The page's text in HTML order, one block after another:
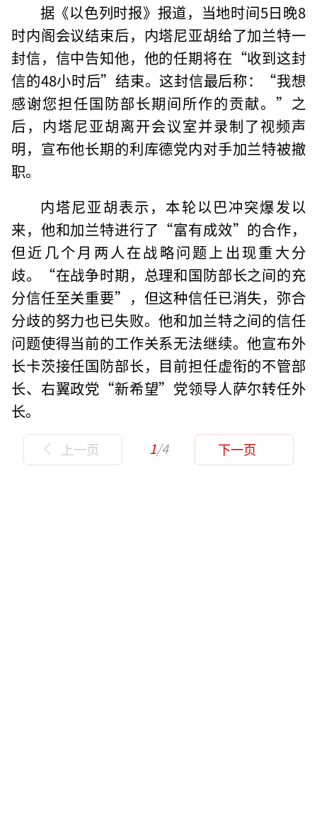
据《以色列时报》报道，当地时间5日晚8
时内阁会议结束后，内塔尼亚胡给了加兰特一
封信，信中告知他，他的任期将在“收到这封
信的48小时后”结束。这封信最后称：“我想
感谢您担任国防部长期间所作的贡献。”之
后，内塔尼亚胡离开会议室并录制了视频声
明，宣布他长期的利库德党内对手加兰特被撤
职。
内塔尼亚胡表示，本轮以巴冲突爆发以
来，他和加兰特进行了“富有成效”的合作，
但近几个月两人在战略问题上出现重大分
歧。“在战争时期，总理和国防部长之间的充
分信任至关重要”，但这种信任已消失，弥合
分歧的努力也已失败。他和加兰特之间的信任
问题使得当前的工作关系无法继续。他宣布外
长卡茨接任国防部长，目前担任虚衔的不管部
长、右翼政党“新希望”党领导人萨尔转任外
长。
上一页 1/4 下一页